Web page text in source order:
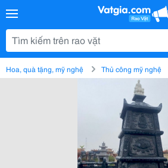
Hoa, quà tặng, mỹ nghệ Thủ công mỹ nghệ